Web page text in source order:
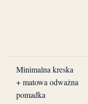
Minimalna kreska
+ matowa odważna
pomadka